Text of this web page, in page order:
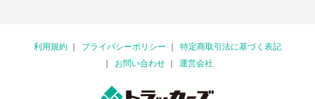
利用規約 プライバシーポリシー
特定商取引法に基づく表記
お問い合わせ
運営会社